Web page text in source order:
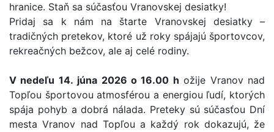
hranice. Staň sa súčasťou Vranovskej desiatky!
Pridaj sa k nám na štarte Vranovskej desiatky –
tradičných pretekov, ktoré už roky spájajú športovcov,
rekreačných bežcov, ale aj celé rodiny.
V nedeľu 14. júna 2026 o 16.00 h ožije Vranov nad
Topľou športovou atmosférou a energiou ľudí, ktorých
spája pohyb a dobrá nálada. Preteky sú súčasťou Dní
mesta Vranov nad Topľou a každý rok dokazujú, že